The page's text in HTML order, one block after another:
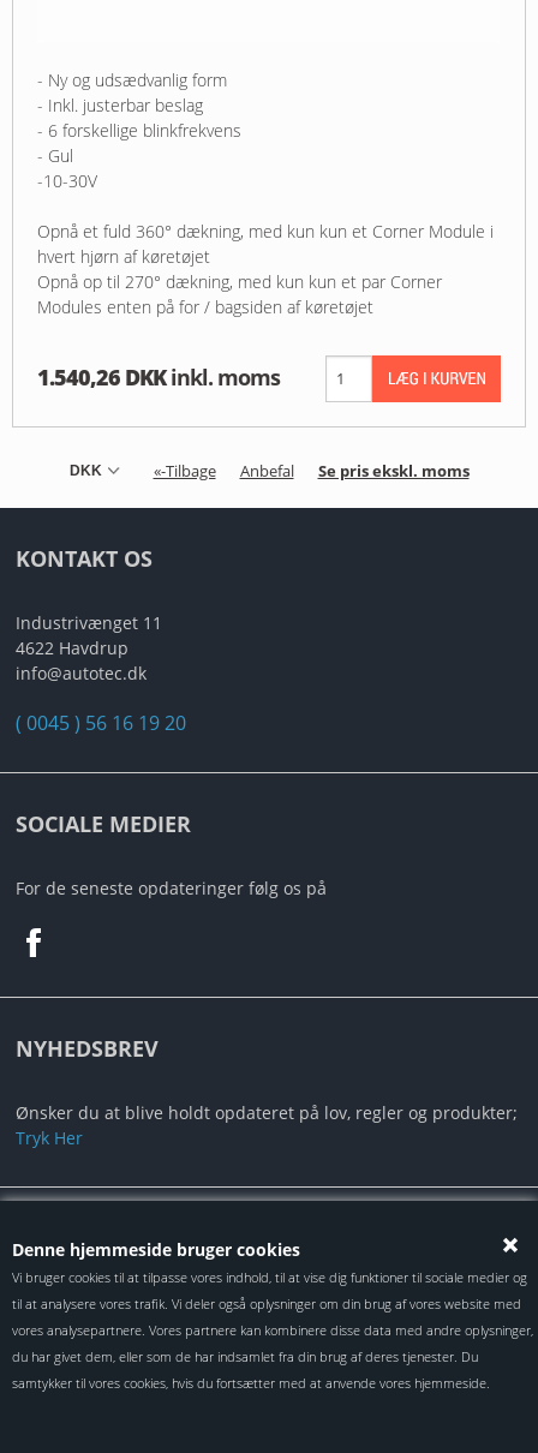
Denne hjemmeside bruger cookies
Vi bruger cookies til at tilpasse vores indhold, til at vise dig funktioner til sociale medier og
til at analysere vores trafik. Vi deler også oplysninger om din brug af vores website med
vores analysepartnere. Vores partnere kan kombinere disse data med andre oplysninger,
du har givet dem, eller som de har indsamlet fra din brug af deres tjenester. Du
samtykker til vores cookies, hvis du fortsætter med at anvende vores hjemmeside.
- Ny og udsædvanlig form
- Inkl. justerbar beslag
- 6 forskellige blinkfrekvens
- Gul
-10-30V
Opnå et fuld 360° dækning, med kun kun et Corner Module i
hvert hjørn af køretøjet
Opnå op til 270° dækning, med kun kun et par Corner
Modules enten på for / bagsiden af køretøjet
1.540,26 DKK inkl. moms
«-Tilbage Anbefal Se pris ekskl. moms
KONTAKT OS
Industrivænget 11
4622 Havdrup
info@autotec.dk
( 0045 ) 56 16 19 20
SOCIALE MEDIER
For de seneste opdateringer følg os på
NYHEDSBREV
Ønsker du at blive holdt opdateret på lov, regler og produkter;
Tryk Her